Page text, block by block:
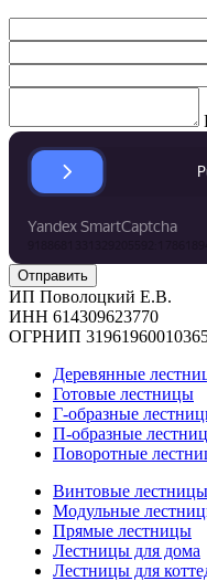
ИП Поволоцкий Е.В.
ИНН 614309623770
ОГРНИП
Деревянные
Готовые лестницы
Г-образные
П-образные
Поворотные
Винтовые лестницы
Модульные
Прямые лестницы
Лестницы для дома
Лестницы для